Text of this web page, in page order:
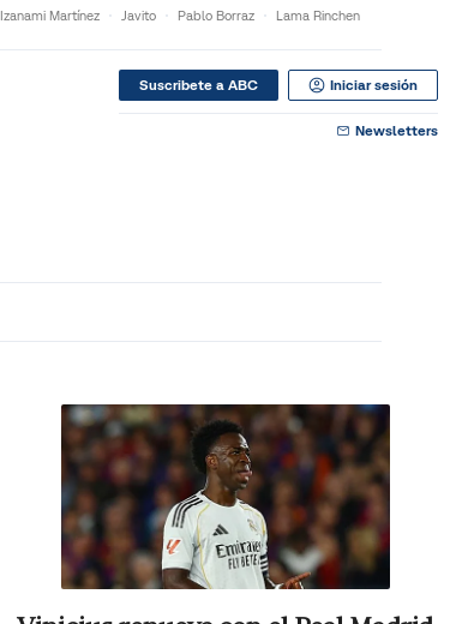
Izanami Martínez Javito Pablo Borraz Lama Rinchen
Suscribete a ABC Iniciar sesión
Newsletters